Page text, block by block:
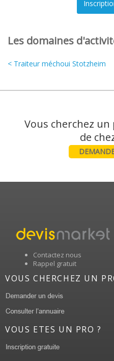
Les domaines
< Traiteur méchoui Stotzheim
Vous cherchez
Contactez nous
Rappel gratuit
VOUS CHERCHEZ UN
VOUS ETES UN PRO ?